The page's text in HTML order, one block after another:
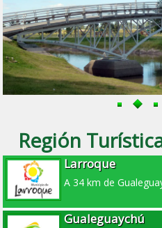
Región
Larroque
A 34 km de
Gualeguaychú